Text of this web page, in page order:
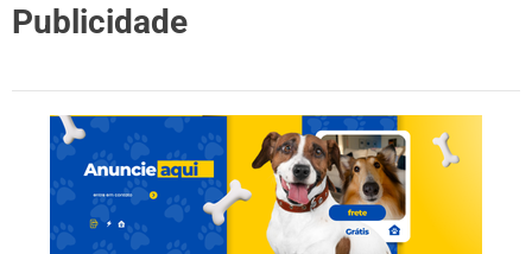
Publicidade